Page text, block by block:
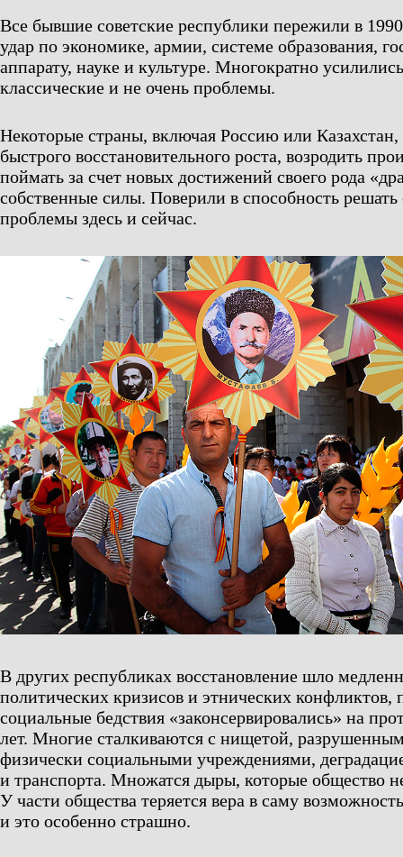
Все бывшие советские республики пережили в
удар по экономике, армии, системе образования,
аппарату, науке и культуре. Многократно
классические и не очень проблемы.
Некоторые страны, включая Россию или Казахстан,
быстрого восстановительного роста, возродить
поймать за счет новых достижений своего рода
собственные силы. Поверили в способность
проблемы здесь и сейчас.
В других республиках восстановление шло
политических кризисов и этнических конфликтов,
социальные бедствия «законсервировались» на
лет. Многие сталкиваются с нищетой,
физически социальными учреждениями,
и транспорта. Множатся дыры, которые общество
У части общества теряется вера в саму
и это особенно страшно.